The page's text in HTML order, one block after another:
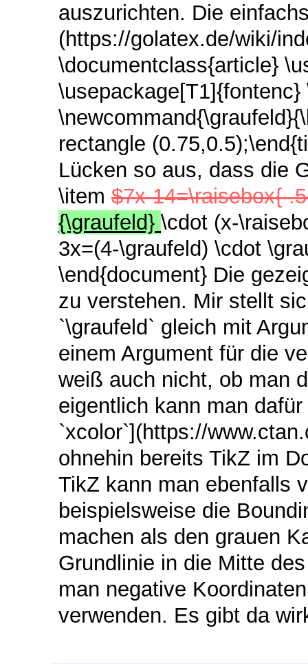
auszurichten. Die
(https://golatex.de/wiki/
\documentclass{article}
rectangle
Lücken so aus, dass die
\item $7x-14=\raisebox{-
{\graufeld} \cdot (x-
3x=(4-\graufeld) \cdot
\end{document} Die
zu verstehen. Mir stellt
`\graufeld` gleich mit
einem Argument für die
weiß auch nicht, ob man
eigentlich kann man
`xcolor`](https://
ohnehin bereits TikZ im
TikZ kann man ebenfalls
beispielsweise die
machen als den grauen
Grundlinie in die Mitte
man negative
verwenden. Es gibt da